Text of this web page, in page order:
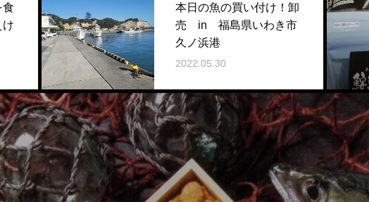
本日の魚の買い付け！卸
売 in 福島県いわき市
久ノ浜港
2022.05.30